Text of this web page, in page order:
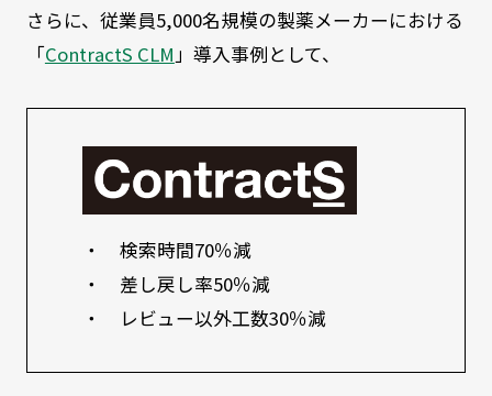
さらに、従業員5,000名規模の製薬メーカーにおける
「ContractS CLM 」導入事例として、
・ 検索時間70％減
・ 差し戻し率50％減
・ レビュー以外工数30％減